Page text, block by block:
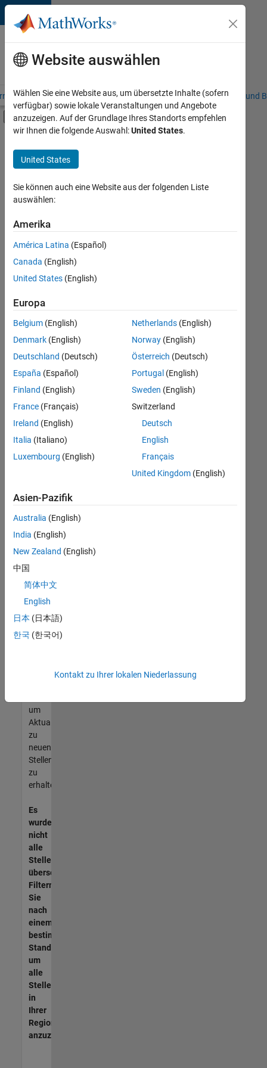
Weiter zum Inhalt
Karriere
bei
MathWorks
– Übersicht Stellensuche Niederlassungen Studierende und
Umschaltung für Off-Canvas-
Hauptinhalt
Praktika
Commercial Sales
Customer Support
Sales Operations
Marketing Communications
Marketing Services
Finance and Operations
Legal
+8
Derzeit
es
keine
offenen
Stellen,
Ihren
Suchkriterien
entsprechen.
können
die
Suchkriterien
weiter
fassen
oder
alle
Stellenangebote
anzeigen .
noch
keine
offenen
Stellen
können,
die
Ihren
entsprechen,
werden
unseres
um
Aktualisierungen
zu
neuen
Stellenangeboten
zu
erhalten.
Es
wurden
nicht
alle
Stellen
übersetzt.
Filtern
Sie
nach
einem
bestimmten
Standort,
um
alle
Stellenangebote
in
Ihrer
Region
anzuzeigen.
Website auswählen
Wählen Sie eine Website aus, um übersetzte Inhalte (sofern
verfügbar) sowie lokale Veranstaltungen und Angebote
anzuzeigen. Auf der Grundlage Ihres Standorts empfehlen
wir Ihnen die folgende Auswahl:United States.
United States
Sie können auch eine Website aus der folgenden Liste
auswählen:
Amerika
América Latina (Español)
Canada (English)
United States (English)
Europa
Belgium (English)
Denmark (English)
Deutschland (Deutsch)
España (Español)
Finland (English)
France (Français)
Ireland (English)
Italia (Italiano)
Luxembourg (English)
Netherlands(English)
Norway(English)
Österreich (Deutsch)
Portugal (English)
Sweden (English)
Switzerland
Deutsch
English
Français
United Kingdom(English)
Asien-Pazifik
Australia (English)
India (English)
New Zealand (English)
中国
简体中文
English
日本 (日本語)
한국 (한국어)
Kontakt zu Ihrer lokalen Niederlassung